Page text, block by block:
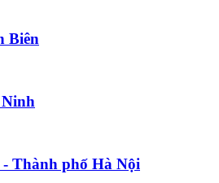
Biên
Thành phố Hà Nội